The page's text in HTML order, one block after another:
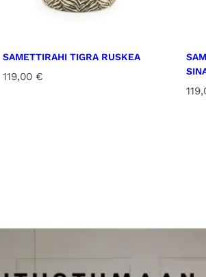
SAMETTIRAHI TIGRA RUSKEA
119,00 €